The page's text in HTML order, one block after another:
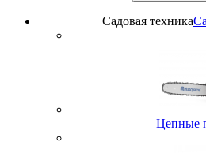
Садовая техника
Цепные